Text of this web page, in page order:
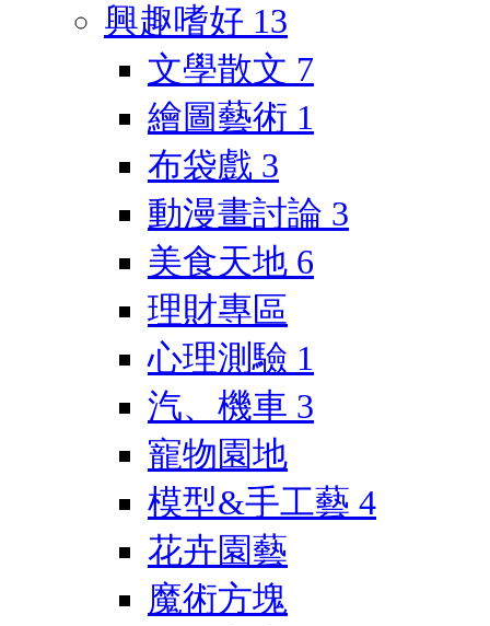
興趣嗜好 13
文學散文 7
繪圖藝術 1
布袋戲 3
動漫畫討論 3
美食天地 6
理財專區
心理測驗 1
汽、機車 3
寵物園地
模型&手工藝 4
花卉園藝
魔術方塊